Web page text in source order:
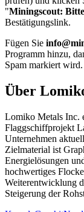
"Miningscout:
Bestätigungslink.
Fügen Sie
Programm hinzu,
Spam markiert wird.
Über
Lomiko Metals Inc.
Flaggschiffprojekt
Unternehmen
Zielmaterial ist
Energielösungen
hochwertiges
Weiterentwicklung
Steigerung der